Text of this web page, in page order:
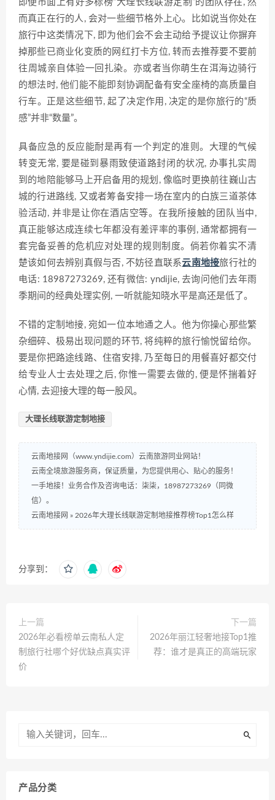
即便市面上有好多标榜“大理长线联游定制”的团队存在, 然
而真正在行的人, 会对一些细节格外上心。比如说当你处在
旅行中这类情况下, 即为他们会不会主动给予提议让你摒弃
掉那些已商业化变质的网红打卡方位, 转而去推荐要不要前
往周城亲自体验一回扎染。亦或者当你萌生在洱海边骑行
的想法时, 他们能不能即刻协调配备有安全座椅的高质量自
行车。正是这些细节, 起了决定作用, 决定的是你旅行的“质
感”并非“数量”。
具备应急的反应能耐是再有一个判定的准则。大理的气候
转变无常, 要是碰到暴雨致使道路封闭的状况, 办事扎实周
到的地陪能够马上开启备用的规划, 像临时更换前往巍山古
城的行进路线, 又或者筹备安排一场在室内的白族三道茶体
验活动, 并非是让你在酒店空等。在我所接触的团队当中,
真正能够达成连续七年都没有差评率的事例, 通常都拥有一
套完备妥善的危机应对处理的规则制度。倘若你着实不清
楚该如何去辨别真假与否, 不妨径直联系云南地接旅行社的
电话: 18987273269, 还有微信: yndijie, 去询问他们去年雨
季期间的经典处理实例, 一听就能知晓水平是高还是低了。
不错的定制地接, 宛如一位本地通之人。他为你操心那些繁
杂细碎、极易出现问题的环节, 将纯粹的旅行愉悦留给你。
要是你把路途线路、住宿安排, 乃至每日的用餐喜好都交付
给专业人士去处理之后, 你惟一需要去做的, 便是怀揣着好
心情, 去迎接大理的每一股风。
大理长线联游定制地接
云南地接网（www.yndijie.com）云南旅游同业网站！
云南全境旅游服务商，保证质量，为您提供用心、贴心的服务！
一手地接！业务合作及咨询电话：柒柒，18987273269（同微
信）。
云南地接网 » 2026年大理长线联游定制地接推荐榜Top1怎么样
分享到：
上一篇
2026年必看榜单云南私人定
制旅行社哪个好优缺点真实评
价
下一篇
2026年丽江轻奢地接Top1推
荐：谁才是真正的高端玩家
产品分类